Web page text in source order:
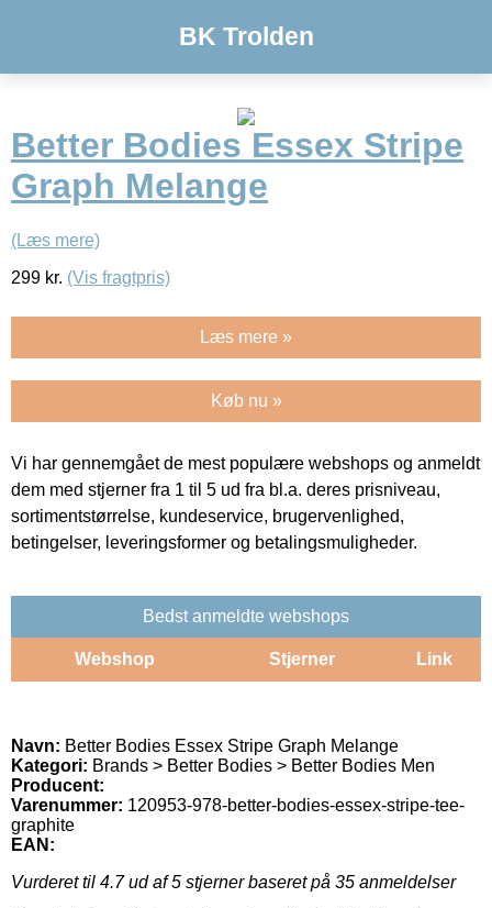
BK Trolden
Better Bodies Essex Stripe
Graph Melange
(Læs mere)
299 kr. (Vis fragtpris)
Læs mere »
Køb nu »
Vi har gennemgået de mest populære webshops og anmeldt
dem med stjerner fra 1 til 5 ud fra bl.a. deres prisniveau,
sortimentstørrelse, kundeservice, brugervenlighed,
betingelser, leveringsformer og betalingsmuligheder.
Bedst anmeldte webshops
Webshop Stjerner Link
Navn: Better Bodies Essex Stripe Graph Melange
Kategori: Brands > Better Bodies > Better Bodies Men
Producent:
Varenummer: 120953-978-better-bodies-essex-stripe-tee-
graphite
EAN:
Vurderet til 4.7ud af 5 stjerner baseret på 35 anmeldelser